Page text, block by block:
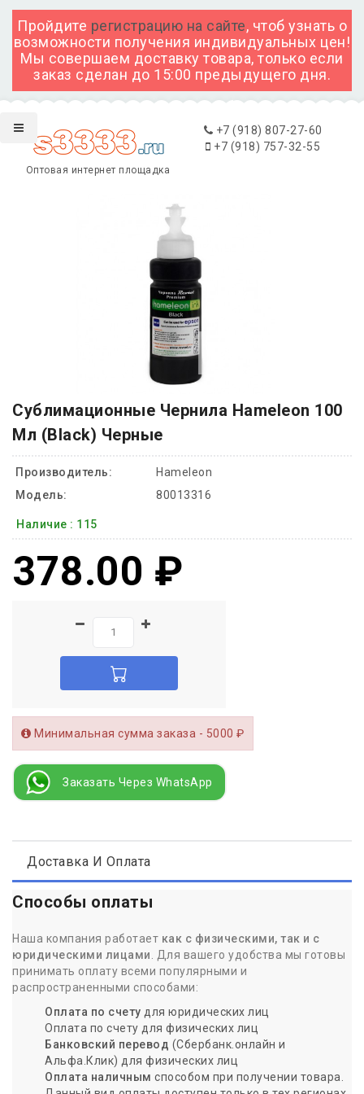
Пройдите регистрацию на сайте, чтоб узнать о
возможности получения индивидуальных цен!
Мы совершаем доставку товара, только если
заказ сделан до 15:00 предыдущего дня.
Оптовая интернет площадка
+7 (918) 807-27-60
+7 (918) 757-32-55
Сублимационные Чернила Hameleon 100
Мл (Black) Черные
Производитель:
Hameleon
Модель:
80013316
Наличие : 115
378.00 ₽
Минимальная сумма заказа - 5000 ₽
Заказать Через WhatsApp
Доставка И Оплата
Способы оплаты
Наша компания работает как с физическими, так и с
юридическими лицами . Для вашего удобства мы готовы
принимать оплату всеми популярными и
распространенными способами:
Оплата по счету для юридических лиц
Оплата по счету для физических лиц
Банковский перевод (Сбербанк.онлайн и
Альфа.Клик) для физических лиц
Оплата наличным способом при получении товара.